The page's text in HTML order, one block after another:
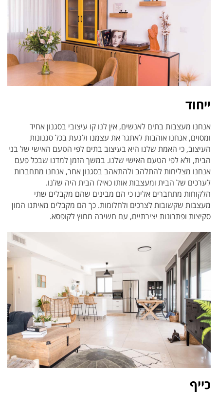
ייחוד
אנחנו מעצבות בתים לאנשים, אין לנו קו עיצובי בסגנון אחיד
ומסוים, אנחנו אוהבות לאתגר את עצמנו ולגעת בכל סגנונות
העיצוב, כי האמת שלנו היא בעיצוב בתים לפי הטעם האישי של בני
הבית, ולא לפי הטעם האישי שלנו. במשך הזמן למדנו שבכל פעם
אנחנו מצליחות להתלהב ולהתאהב בסגנון אחר, אנחנו מתחברות
לערכים של הבית ומעצבות אותו כאילו הבית היה שלנו.
הלקוחות מתחברים אלינו כי הם מבינים שהם מקבלים שתי
מעצבות שקשובות לצרכים ולחלומות. כך הם מקבלים מאיתנו המון
סקיצות ופתרונות יצירתיים, עם חשיבה מחוץ לקופסא.
כייף